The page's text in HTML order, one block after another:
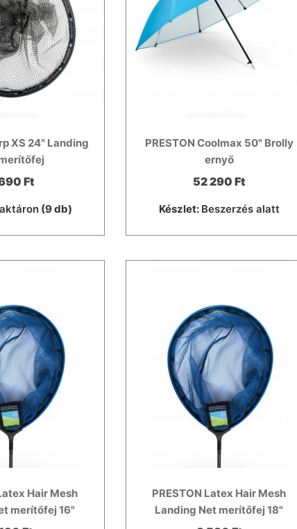
XS 24" Landing
Ft
(9 db)
PRESTON Coolmax 50" Brolly
ernyő
52 290 Ft
Készlet: Beszerzés alatt
Hair Mesh
merítőfej 16"
PRESTON Latex Hair Mesh
Landing Net merítőfej 18"